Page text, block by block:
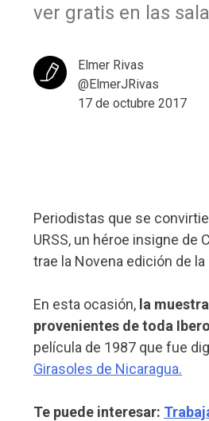
ver gratis en las
Elmer Rivas
@ElmerJRivas
17 de octubre 2017
Periodistas que se
URSS, un héroe insigne de
trae la Novena edición de
En esta ocasión, la
provenientes de toda
película de 1987 que fue
Girasoles de Nicaragua.
Te puede interesar: